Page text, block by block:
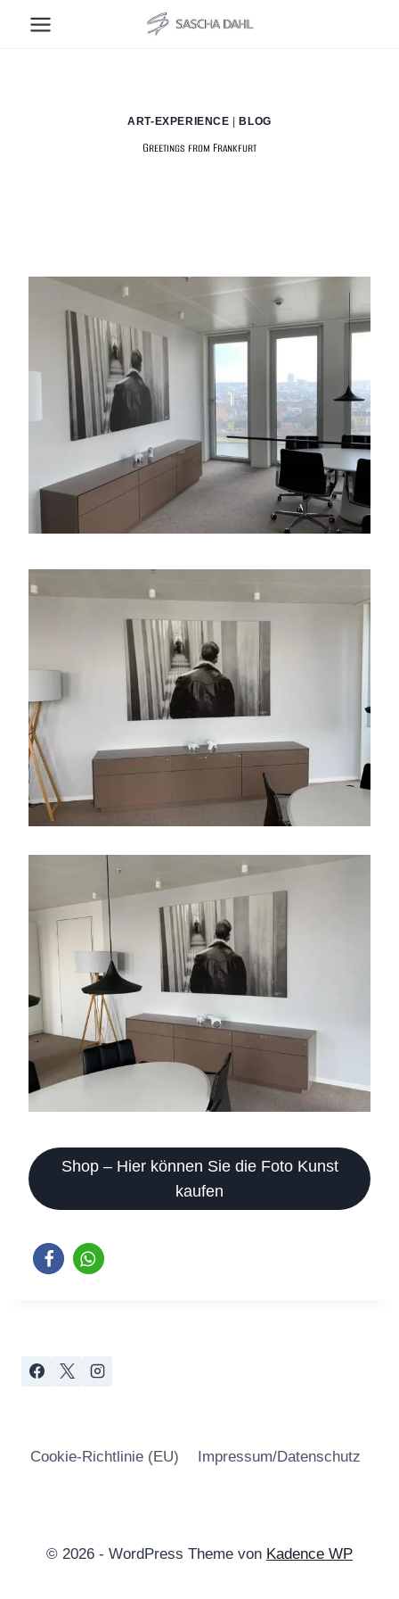
Inhalt
ART-EXPERIENCE |BLOG
Greetings from Frankfurt
Shop – Hier können Sie die Foto Kunst
kaufen
Cookie-Richtlinie (EU) Impressum/Datenschutz
© 2026 - WordPress Theme von Kadence WP